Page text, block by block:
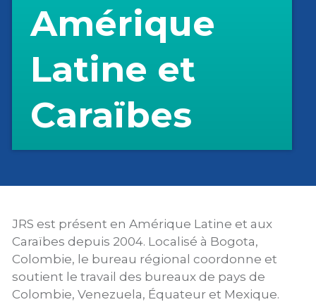
Amérique
Latine et
Caraïbes
JRS est présent en Amérique Latine et aux
Caraïbes depuis 2004. Localisé à Bogota,
Colombie, le bureau régional coordonne et
soutient le travail des bureaux de pays de
Colombie, Venezuela, Équateur et Mexique.